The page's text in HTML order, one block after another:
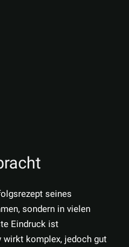
seines
sondern in vielen
Eindruck ist
wirkt komplex, jedoch gut